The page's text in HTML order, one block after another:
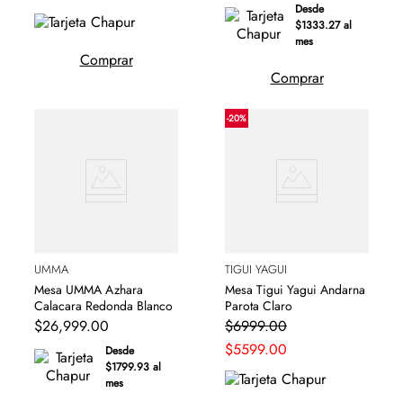
Comprar
Desde
$1333.27 al
mes
Comprar
UMMA
Mesa UMMA Azhara
Calacara Redonda Blanco
$26,999.00
Desde
$1799.93 al
mes
-20%
TIGUI YAGUI
Mesa Tigui Yagui Andarna
Parota Claro
$6999.00
$5599.00